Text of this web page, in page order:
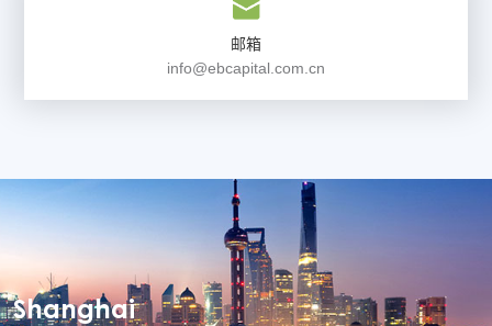
邮箱
info@ebcapital.com.cn
Shanghai